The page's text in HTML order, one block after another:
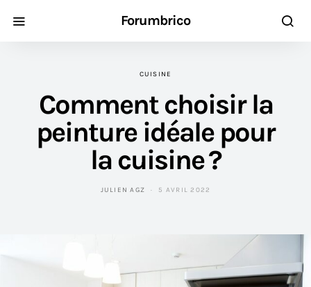
Forumbrico
CUISINE
Comment choisir la
peinture idéale pour
la cuisine ?
JULIEN AGZ 5 AVRIL 2022